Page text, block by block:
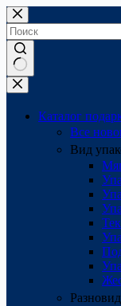
Перейти
к
сути
Ничего
не
найденоКаталог
Все
Вид